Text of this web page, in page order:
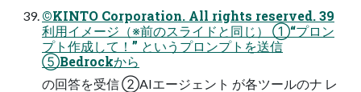
©KINTO Corporation. All rights reserved. 39
利用イメージ（※前のスライドと同じ） ①“プロン
プト作成して！” というプロンプトを送信
⑤Bedrockから
の回答を受信 ②AIエージェント が各ツールのナ レ